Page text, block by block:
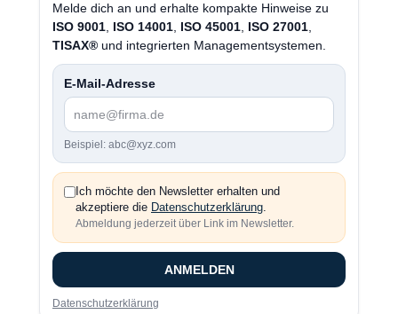
Melde dich an und erhalte kompakte Hinweise zu
ISO 9001 ISO 14001 ISO 45001 ISO 27001
TISAX® und integrierten Managementsystemen.
E-Mail-Adresse
Beispiel: abc@xyz.com
Ich möchte den Newsletter erhalten und
akzeptiere die Datenschutzerklärung.
Abmeldung jederzeit über Link im Newsletter.
ANMELDEN
Datenschutzerklärung